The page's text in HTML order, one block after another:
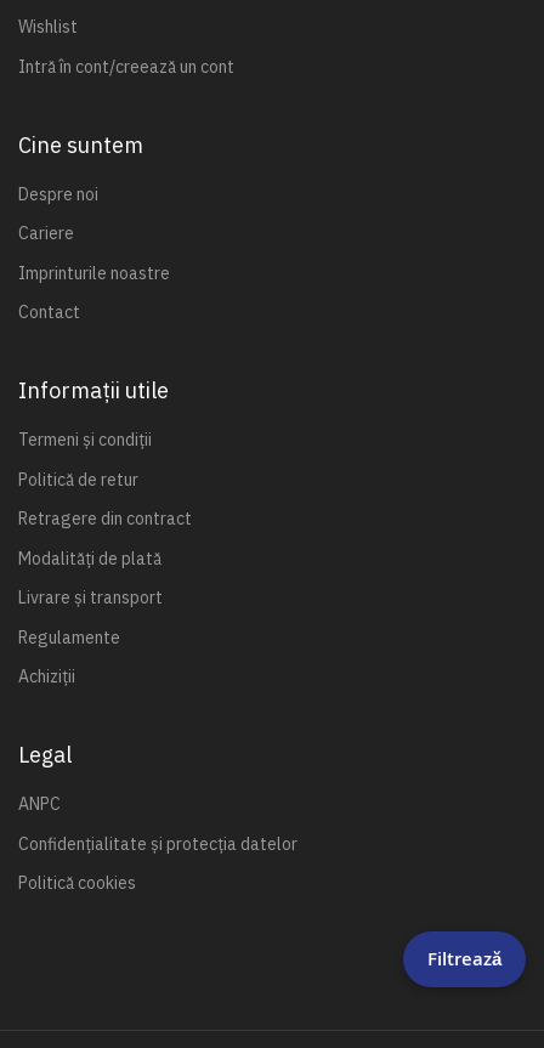
Wishlist
Intră în cont/creează un cont
Cine suntem
Despre noi
Cariere
Imprinturile noastre
Contact
Informații utile
Termeni și condiții
Politică de retur
Retragere din contract
Modalități de plată
Livrare și transport
Regulamente
Achiziții
Legal
ANPC
Confidențialitate și protecția datelor
Politică cookies
Filtrează